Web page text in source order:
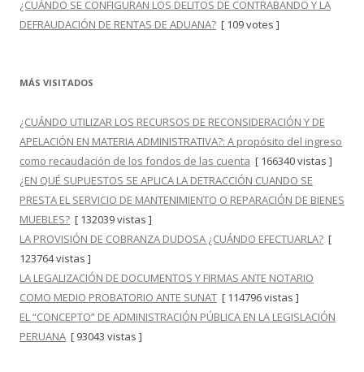
¿CUÁNDO SE CONFIGURAN LOS DELITOS DE CONTRABANDO Y LA
DEFRAUDACIÓN DE RENTAS DE ADUANA? [ 109 votes ]
MÁS VISITADOS
¿CUÁNDO UTILIZAR LOS RECURSOS DE RECONSIDERACIÓN Y DE
APELACIÓN EN MATERIA ADMINISTRATIVA?: A propósito del ingreso
como recaudación de los fondos de las cuenta [ 166340 vistas ]
¿EN QUÉ SUPUESTOS SE APLICA LA DETRACCIÓN CUANDO SE
PRESTA EL SERVICIO DE MANTENIMIENTO O REPARACIÓN DE BIENES
MUEBLES? [ 132039 vistas ]
LA PROVISIÓN DE COBRANZA DUDOSA ¿CUÁNDO EFECTUARLA? [
123764 vistas ]
LA LEGALIZACIÓN DE DOCUMENTOS Y FIRMAS ANTE NOTARIO
COMO MEDIO PROBATORIO ANTE SUNAT [ 114796 vistas ]
EL “CONCEPTO” DE ADMINISTRACIÓN PÚBLICA EN LA LEGISLACIÓN
PERUANA [ 93043 vistas ]